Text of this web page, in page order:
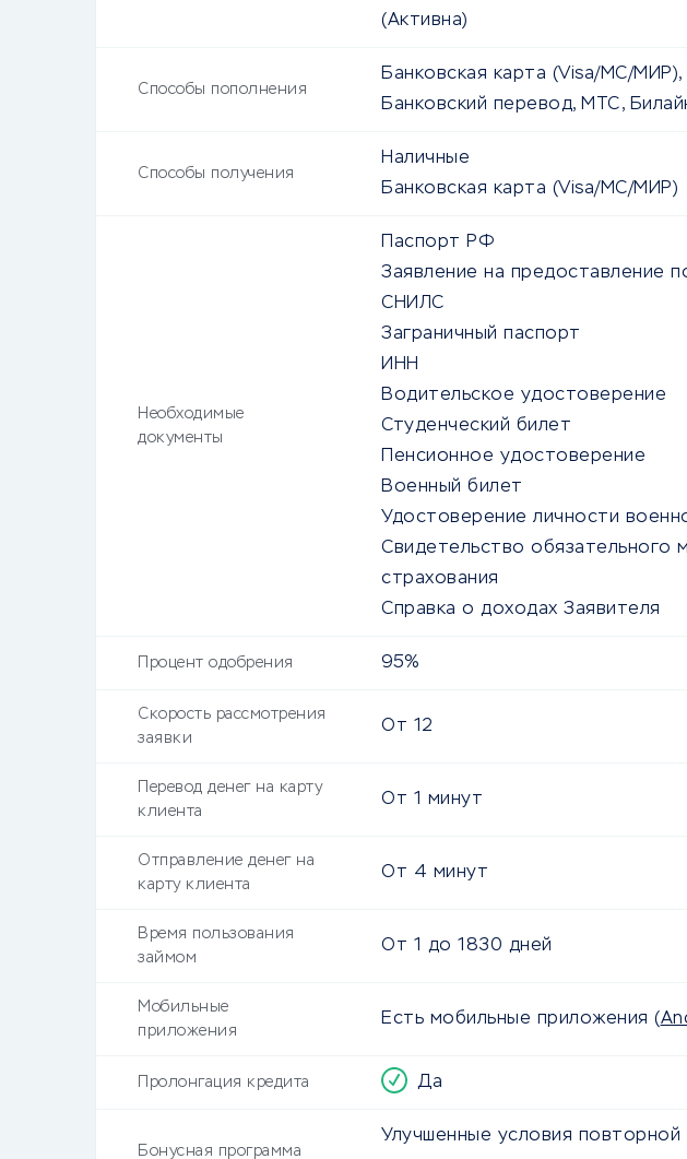
(Активна)
Способы пополнения
Банковская карта (Visa/MC/
Банковский перевод, МТС,
Способы получения
Наличные
Банковская карта (Visa/MC/МИР)
Необходимые
документы
Паспорт РФ
Заявление на предоставление
СНИЛС
Заграничный паспорт
ИНН
Водительское удостоверение
Студенческий билет
Пенсионное удостоверение
Военный билет
Удостоверение личности
Свидетельство обязательного
страхования
Справка о доходах Заявителя
Процент одобрения 95%
Скорость рассмотрения
заявки
От 12
Перевод денег на карту
клиента
От 1 минут
Отправление денег на
карту клиента
От 4 минут
Время пользования
займом
От 1 до 1830 дней
Мобильные
приложения
Есть мобильные приложения (
Пролонгация кредита Да
Бонусная программа
Улучшенные условия повторной